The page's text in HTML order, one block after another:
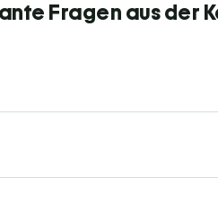
Fragen aus der